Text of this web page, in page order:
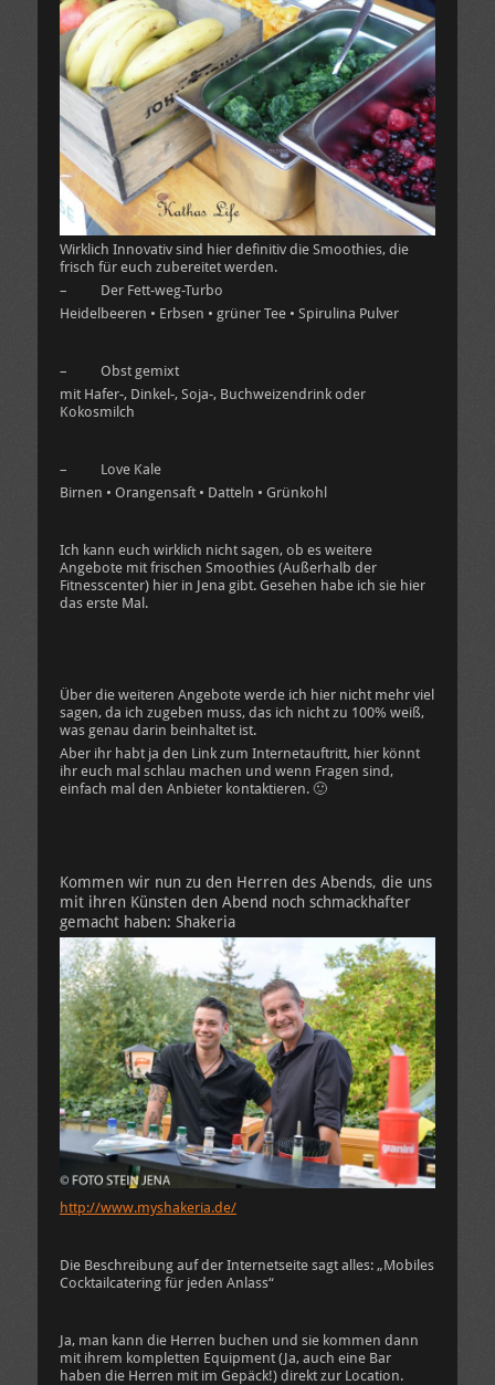
Wirklich Innovativ sind hier definitiv die Smoothies, die
frisch für euch zubereitet werden.
– Der Fett-weg-Turbo
Heidelbeeren • Erbsen • grüner Tee • Spirulina Pulver
– Obst gemixt
mit Hafer-, Dinkel-, Soja-, Buchweizendrink oder
Kokosmilch
– Love Kale
Birnen • Orangensaft • Datteln • Grünkohl
Ich kann euch wirklich nicht sagen, ob es weitere
Angebote mit frischen Smoothies (Außerhalb der
Fitnesscenter) hier in Jena gibt. Gesehen habe ich sie hier
das erste Mal.
Über die weiteren Angebote werde ich hier nicht mehr viel
sagen, da ich zugeben muss, das ich nicht zu 100% weiß,
was genau darin beinhaltet ist.
Aber ihr habt ja den Link zum Internetauftritt, hier könnt
ihr euch mal schlau machen und wenn Fragen sind,
einfach mal den Anbieter kontaktieren. 🙂
Kommen wir nun zu den Herren des Abends, die uns
mit ihren Künsten den Abend noch schmackhafter
gemacht haben: Shakeria
http://www.myshakeria.de/
Die Beschreibung auf der Internetseite sagt alles: „Mobiles
Cocktailcatering für jeden Anlass“
Ja, man kann die Herren buchen und sie kommen dann
mit ihrem kompletten Equipment (Ja, auch eine Bar
haben die Herren mit im Gepäck!) direkt zur Location.